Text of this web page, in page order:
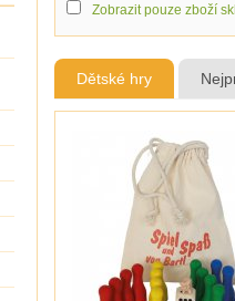
Zobrazit pouze zboží
Dětské hry